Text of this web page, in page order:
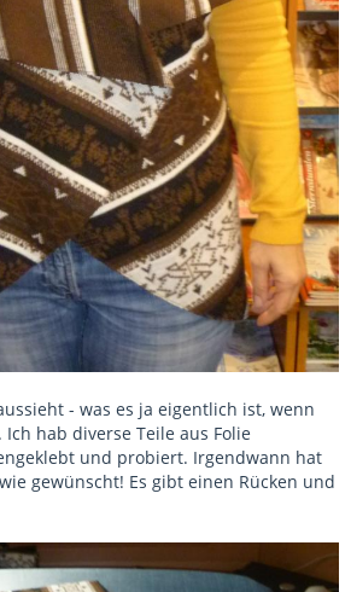
- was es ja eigentlich ist, wenn
hab diverse Teile aus Folie
und probiert. Irgendwann hat
gewünscht! Es gibt einen Rücken und